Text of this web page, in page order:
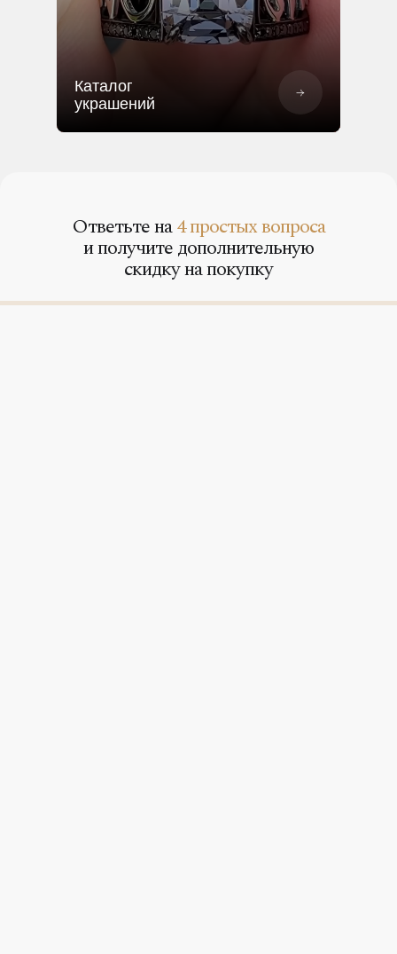
Каталог
украшений
Ответьте на4 простых вопроса
и получите дополнительную
скидку на покупку